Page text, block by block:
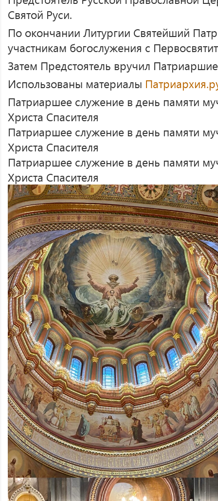
Святой Руси.
По окончании Литургии Святейший
участникам богослужения с
Затем Предстоятель вручил
Использованы материалы
Патриаршее служение в день памяти
Христа Спасителя
Патриаршее служение в день памяти
Христа Спасителя
Патриаршее служение в день памяти
Христа Спасителя